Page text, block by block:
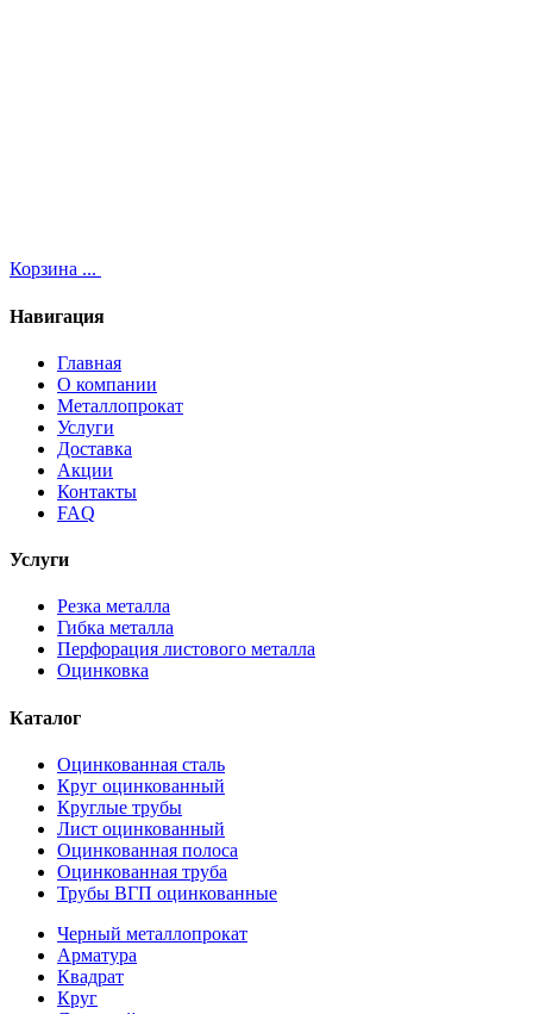
Корзина ...
Навигация
Главная
О компании
Металлопрокат
Услуги
Доставка
Акции
Контакты
FAQ
Услуги
Резка металла
Гибка металла
Перфорация листового металла
Оцинковка
Каталог
Оцинкованная сталь
Круг оцинкованный
Круглые трубы
Лист оцинкованный
Оцинкованная полоса
Оцинкованная труба
Трубы ВГП оцинкованные
Черный металлопрокат
Арматура
Квадрат
Круг